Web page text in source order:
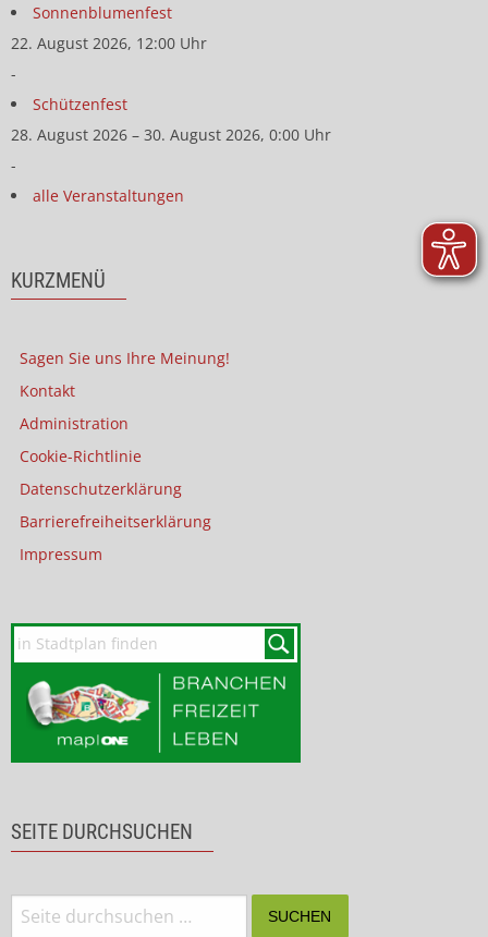
Sonnenblumenfest
22. August 2026, 12:00 Uhr
-
Schützenfest
28. August 2026 – 30. August 2026, 0:00 Uhr
-
alle Veranstaltungen
KURZMENÜ
Sagen Sie uns Ihre Meinung!
Kontakt
Administration
Cookie-Richtlinie
Datenschutzerklärung
Barrierefreiheitserklärung
Impressum
SEITE DURCHSUCHEN